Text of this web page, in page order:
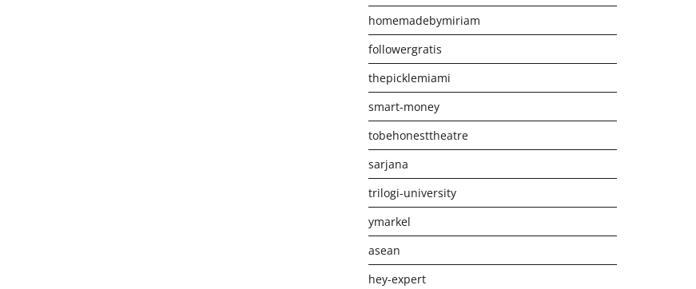
homemadebymiriam
followergratis
thepicklemiami
smart-money
tobehonesttheatre
sarjana
trilogi-university
ymarkel
asean
hey-expert